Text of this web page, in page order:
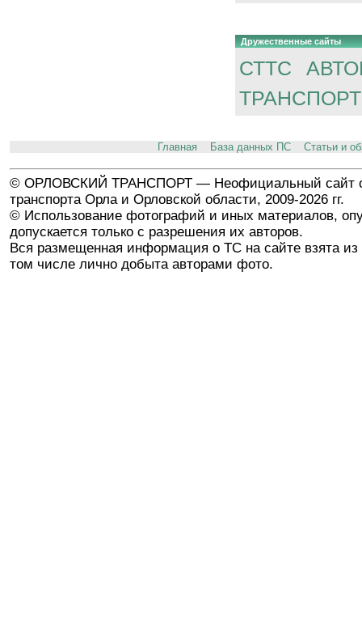
Дружественные сайты
СТТС
ТРАНСПОРТ
Главная База данных ПС Статьи и
© ОРЛОВСКИЙ ТРАНСПОРТ — Неофициальный сайт
транспорта Орла и Орловской области, 2009-2026 гг.
© Использование фотографий и иных материалов,
допускается только с разрешения их авторов.
Вся размещенная информация о ТС на сайте взята из
том числе лично добыта авторами фото.